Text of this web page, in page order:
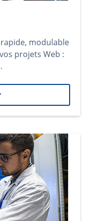
modulable
projets Web :